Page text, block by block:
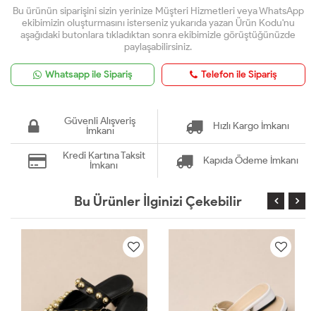
Bu ürünün siparişini sizin yerinize Müşteri Hizmetleri veya WhatsApp
ekibimizin oluşturmasını isterseniz yukarıda yazan Ürün Kodu'nu
aşağıdaki butonlara tıkladıktan sonra ekibimizle görüştüğünüzde
paylaşabilirsiniz.
Whatsapp ile Sipariş Telefon ile Sipariş
Güvenli Alışveriş
İmkanı
Hızlı Kargo İmkanı
Kredi Kartına Taksit
İmkanı
Kapıda Ödeme İmkanı
Bu Ürünler İlginizi Çekebilir